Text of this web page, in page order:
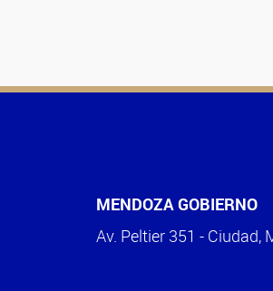
MENDOZA GOBIERNO
Av. Peltier 351 - Ciudad,